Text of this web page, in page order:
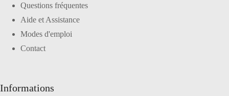
Questions fréquentes
Aide et Assistance
Modes d'emploi
Contact
Informations